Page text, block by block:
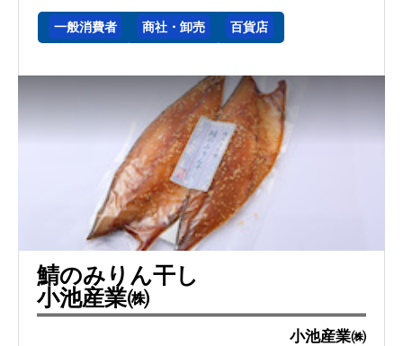
一般消費者 商社・卸売 百貨店
鯖のみりん干し
小池産業㈱
小池産業㈱